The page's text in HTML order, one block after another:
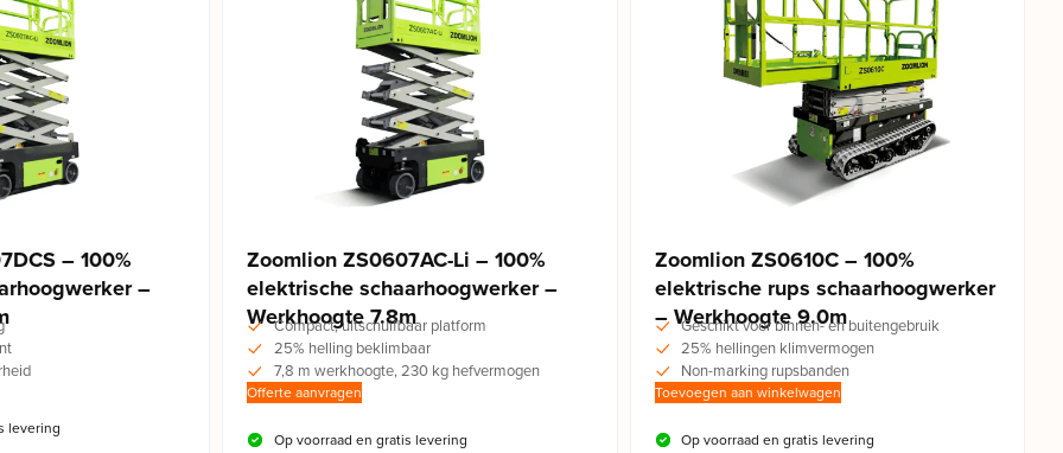
– 100%
–
levering
Zoomlion ZS0607AC-Li – 100%
elektrische schaarhoogwerker –
Werkhoogte 7.8m
Compact, uitschuifbaar platform
25% helling beklimbaar
7,8 m werkhoogte, 230 kg hefvermogen
Offerte aanvragen
Op voorraad en gratis levering
Zoomlion ZS0610C – 100%
elektrische rups schaarhoogwerker
– Werkhoogte 9.0m
Geschikt voor binnen- en buitengebruik
25% hellingen klimvermogen
Non-marking rupsbanden
Toevoegen aan winkelwagen
Op voorraad en gratis levering